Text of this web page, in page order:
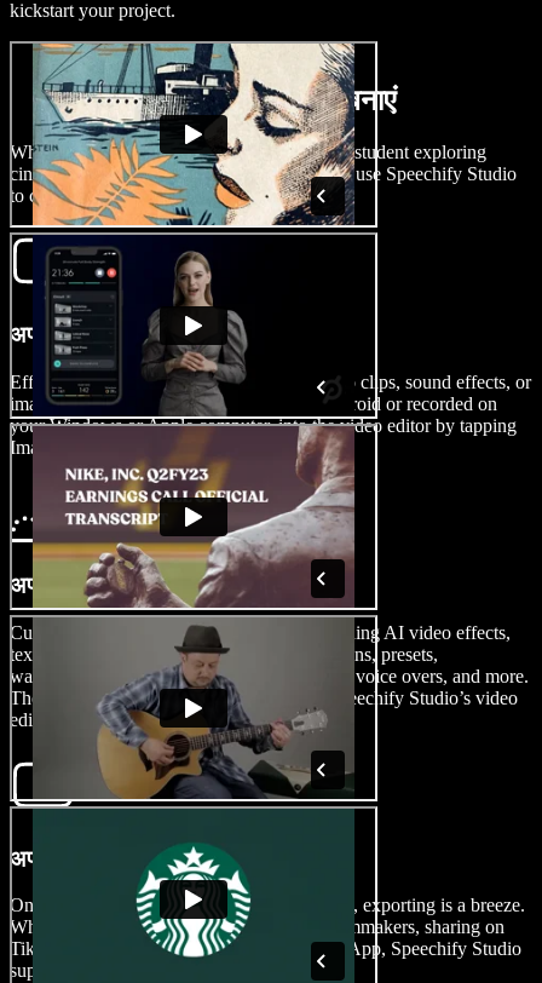
kickstart your project.
मिनटों में फिल्म कैसे बनाएं
Whether you’re an independent filmmaker, a student exploring
cinematography, or a seasoned movie maker, use Speechify Studio
to create films in no time at all.
अपनी फिल्म आयात करें
Effortlessly import your pre-production video clips, sound effects, or
images, whether shot on your iPhone or Android or recorded on
your Windows or Apple computer, into the video editor by tapping
Images/Videos.
अपनी फिल्म बनाएं
Customize your Hollywood-style film by adding AI video effects,
text animations, green screen effects, transitions, presets,
watermarks, sound effects, stickers, subtitles, voice overs, and more.
The editing possibilities are limitless with Speechify Studio’s video
editing tools.
अपनी फिल्म निर्यात करें
Once your cinematic masterpiece is complete, exporting is a breeze.
Whether you’re collaborating with fellow filmmakers, sharing on
TikTok, or sending your film through WhatsApp, Speechify Studio
supports a wide range of export options.